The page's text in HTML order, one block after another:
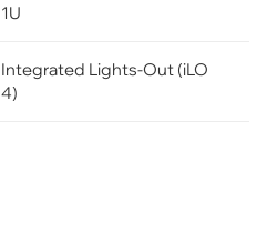
1U
Integrated Lights-Out (iLO
4)